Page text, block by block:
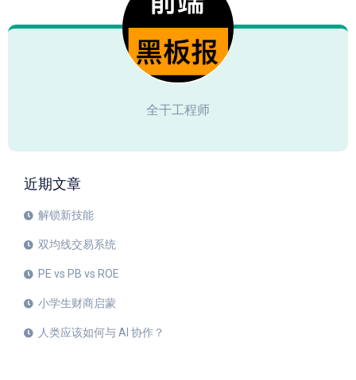
全干工程师
近期文章
解锁新技能
双均线交易系统
PE vs PB vs ROE
小学生财商启蒙
人类应该如何与 AI 协作？